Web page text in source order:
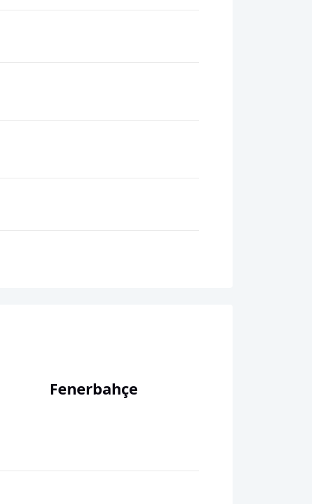
Fenerbahçe